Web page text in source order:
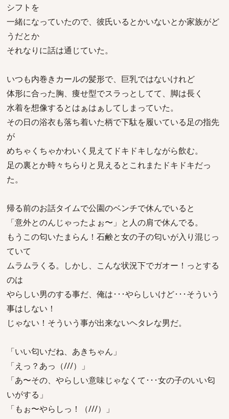
シフトを
一緒になっていたので、彼氏いるとかいないとか家族がど
うだとか
それなりに話は通じていた。
いつも内巻きカールの髪形で、巨乳ではないけれど
体形に合った胸、痩せ型でスラっとしてて、脚は長く
水着を想像するとはぁはぁしてしまっていた。
その日の浴衣も落ち着いた柄で下駄を履いている足の指先
が
めちゃくちゃかわいく見えてドキドキしながら飲む。
足の裏とか時々ちらりと見えるとこれまたドキドキだっ
た。
帰る前のお話タイムで公園のベンチで休んでいると
「意外とのんじゃったよぉ〜」と人の肩で休んでる。
もうこの匂いたまらん！石鹸と女の子の匂いが入り混じっ
ていて
ムラムラくる。しかし、こんな状況下でガオー！っとする
のは
やらしい男のする事だ、俺は･･･やらしいけど･･･そういう
事はしない！
じゃない！そういう事が出来ないヘタレな男だ。
「いい匂いだね、あきちゃん」
「えっ？あっ（///）」
「あ〜その、やらしい意味じゃなくて･･･女の子のいい匂
いがする」
「もぉ〜やらしっ！（///）」